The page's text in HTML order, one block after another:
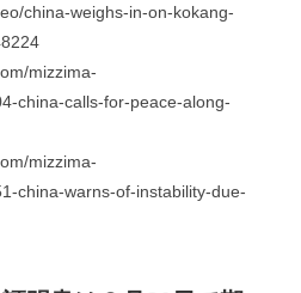
china-weighs-in-on-kokang-
mizzima-
china-calls-for-peace-along-
mizzima-
china-warns-of-instability-due-